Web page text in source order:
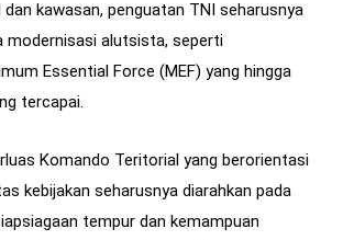
kawasan, penguatan TNI seharusnya
modernisasi alutsista, seperti
Essential Force (MEF) yang hingga
tercapai.
Komando Teritorial yang berorientasi
kebijakan seharusnya diarahkan pada
tempur dan kemampuan